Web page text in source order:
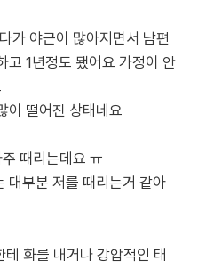
가 야근이 많아지면서 남편
고 1년정도 됐어요 가정이 안
이 떨어진 상태네요
때리는데요 ㅠ
대부분 저를 때리는거 같아
화를 내거나 강압적인 태